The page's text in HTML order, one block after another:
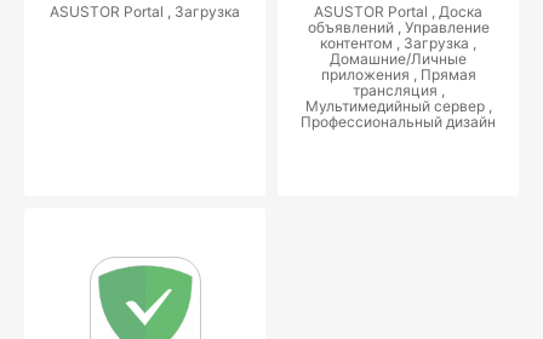
ASUSTOR Portal , Загрузка
ASUSTOR Portal , Доска
объявлений , Управление
контентом , Загрузка ,
Домашние/Личные
приложения , Прямая
трансляция ,
Мультимедийный сервер ,
Профессиональный дизайн